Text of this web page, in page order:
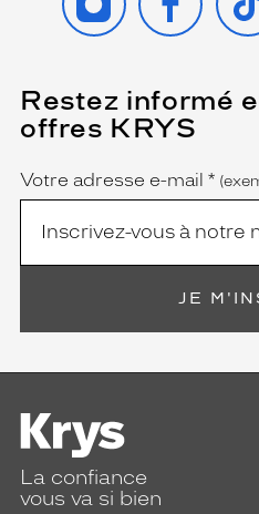
Restez informé
offres KRYS
Name
Votre adresse e-mail *
(Ce
champ
est
obligatoire)
JE
La confiance
vous va si bien